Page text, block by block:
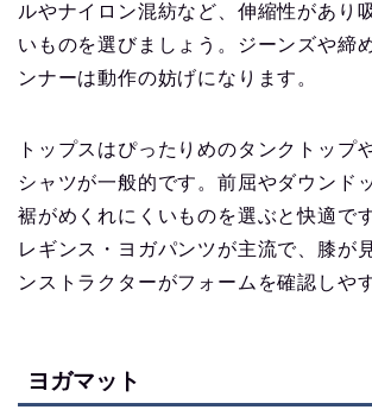
ルやナイロン混紡など、伸縮性があり
いものを選びましょう。ジーンズや締
ンナーは動作の妨げになります。
トップスはぴったりめのタンクトップ
シャツが一般的です。前屈やダウンド
裾がめくれにくいものを選ぶと快適で
レギンス・ヨガパンツが主流で、膝が
ンストラクターがフォームを確認しや
ヨガマット